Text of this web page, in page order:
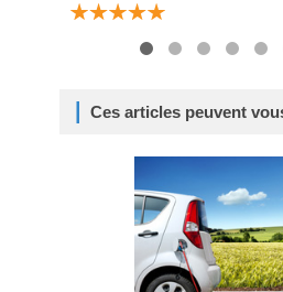
Ces articles peuvent